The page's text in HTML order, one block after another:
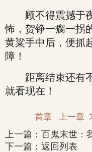
顾不得震撼于夜
怖，贺铮一瘸一拐
黄粱手中后，便抓
障！
距离结束还有不
就看现在！
首章 上一章
上一篇： 百鬼末世：
下一篇： 返回列表